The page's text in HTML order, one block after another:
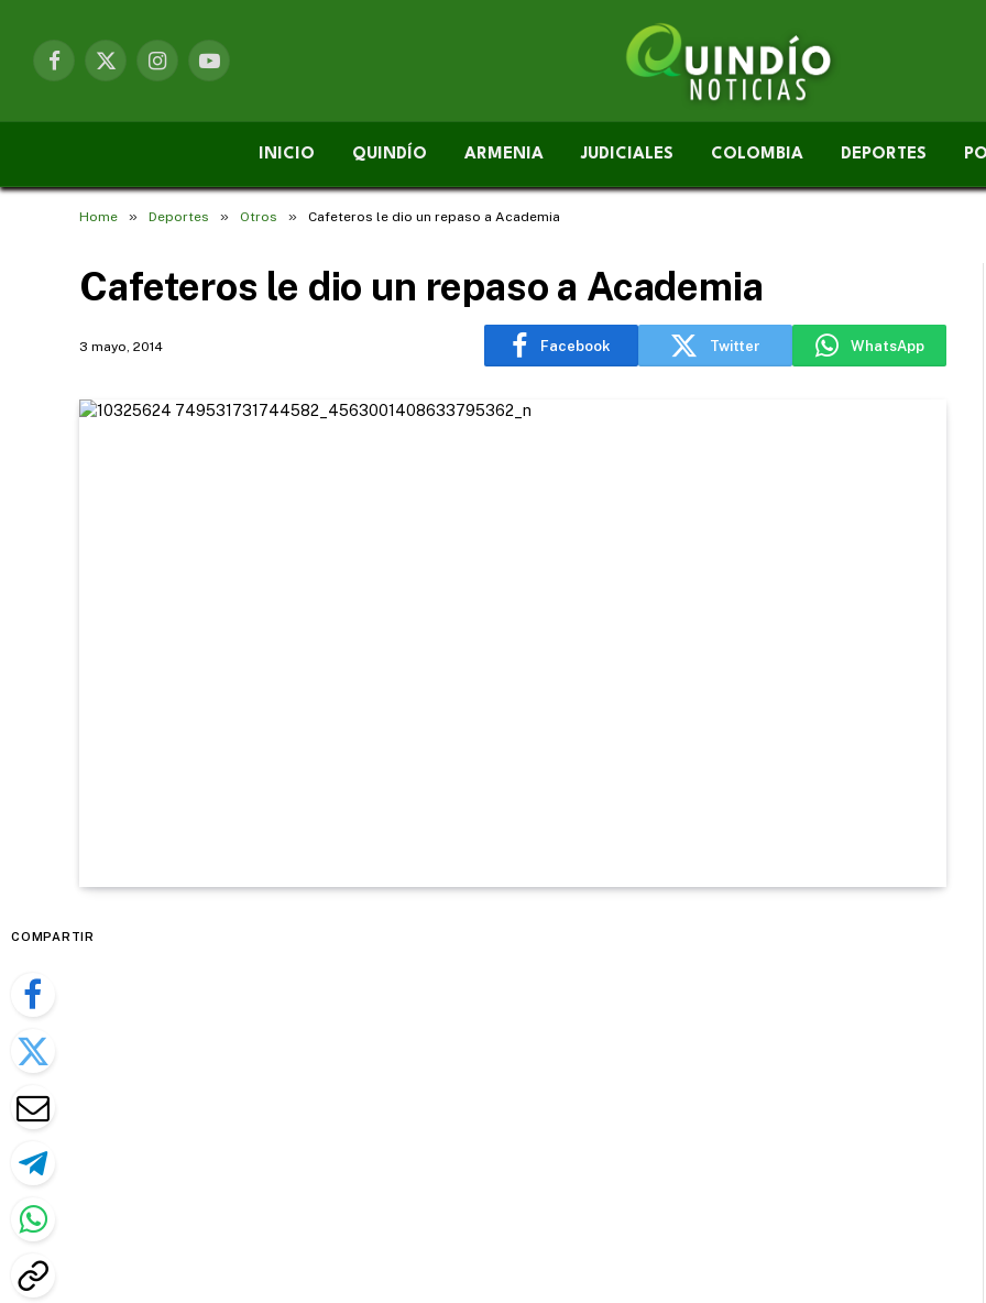
Facebook
X
InstagramYouTube
INICIO QUINDÍO ARMENIA JUDICIALES COLOMBIA DEPORTES
Home » Deportes » Otros » Cafeteros le dio un repaso a Academia
Cafeteros le dio un repaso a Academia
3 mayo, 2014 Facebook Twitter WhatsApp
COMPARTIR